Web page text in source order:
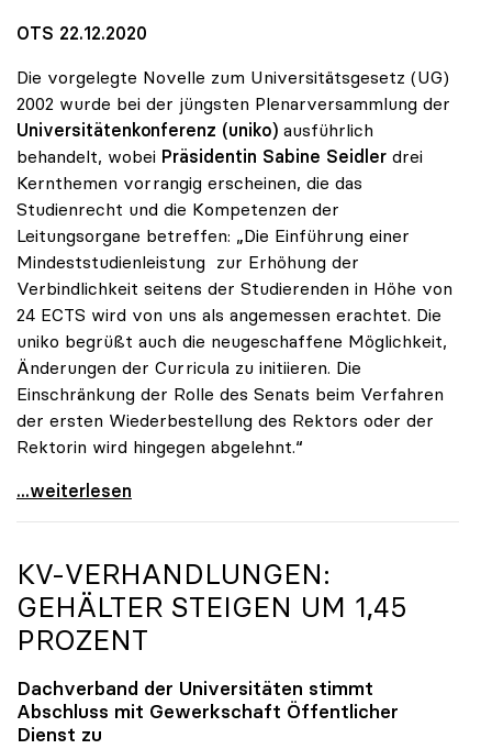
OTS 22.12.2020
Die vorgelegte Novelle zum Universitätsgesetz (UG)
2002 wurde bei der jüngsten Plenarversammlung der
Universitätenkonferenz (uniko) ausführlich
behandelt, wobei Präsidentin Sabine Seidler drei
Kernthemen vorrangig erscheinen, die das
Studienrecht und die Kompetenzen der
Leitungsorgane betreffen: „Die Einführung einer
Mindeststudienleistung zur Erhöhung der
Verbindlichkeit seitens der Studierenden in Höhe von
24 ECTS wird von uns als angemessen erachtet. Die
uniko begrüßt auch die neugeschaffene Möglichkeit,
Änderungen der Curricula zu initiieren. Die
Einschränkung der Rolle des Senats beim Verfahren
der ersten Wiederbestellung des Rektors oder der
Rektorin wird hingegen abgelehnt.“
UG-Novelle: Ja zu Mindeststudienleistung, nein zu
...weiterlesen
KV-VERHANDLUNGEN:
GEHÄLTER STEIGEN UM 1,45
PROZENT
Dachverband der Universitäten stimmt
Abschluss mit Gewerkschaft Öffentlicher
Dienst zu